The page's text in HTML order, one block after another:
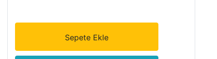
Sepete Ekle